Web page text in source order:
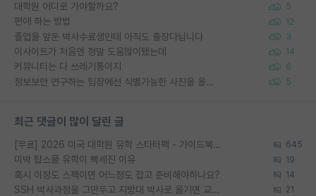
대학원 어디로 가야할까요? 5
편애 하는 방법 12
졸업을 앞둔 박사수료생인데 아직도 출장다닙니다 3
이사이트가 처음엔 정말 도움많이됐는데 14
커뮤니티는 다 쓰레기통이지 6
정보보안 연구하는 입장에선 식별가능한 사진을 올리는건 비추이긴함 5
최근 댓글이 많이 달린 글
[무료] 2026 미국 대학원 유학 스타터팩 - 가이드북 & 합격자 컨택메일 템플릿 645
미박 탑스쿨 유학이 빡세진 이유 19
혹시 이정도 스펙이면 어느정도 잡고 준비해야하나요? 14
SSH 박사과정을 그만두고 지방대 박사로 옮기면 교수의 꿈은 끝일까요? 21